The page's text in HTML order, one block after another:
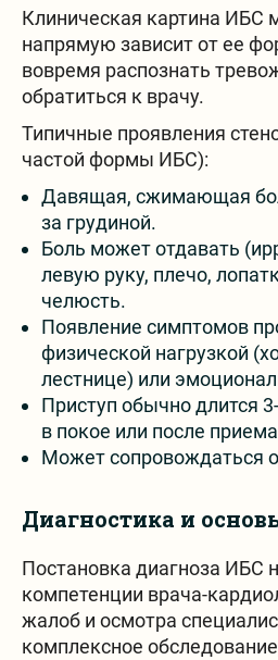
Клиническая картина ИБС
напрямую зависит от ее
вовремя распознать
обратиться к врачу.
Типичные проявления
частой формы ИБС):
Давящая, сжимающая
за грудиной.
Боль может отдавать
левую руку, плечо,
челюсть.
Появление симптомов
физической нагрузкой
лестнице) или
Приступ обычно длится
в покое или после
Может сопровождаться
Диагностика и
Постановка диагноза ИБС
компетенции врача-
жалоб и осмотра
комплексное